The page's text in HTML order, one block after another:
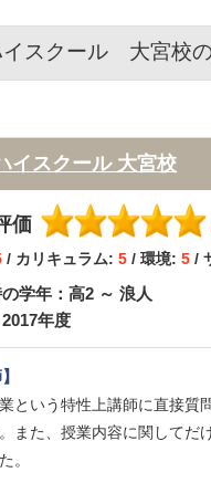
スクール 大宮校の
イスクール 大宮校
価
/ カリキュラム: 5 / 環境: 5 /
学年：高2 ～ 浪人
年度
という特性上講師に直接質
また、授業内容に関して
。